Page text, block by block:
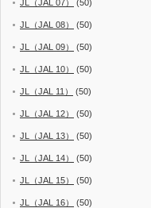
JL（JAL 07） (50)
JL（JAL 08） (50)
JL（JAL 09） (50)
JL（JAL 10） (50)
JL（JAL 11） (50)
JL（JAL 12） (50)
JL（JAL 13） (50)
JL（JAL 14） (50)
JL（JAL 15） (50)
JL（JAL 16） (50)